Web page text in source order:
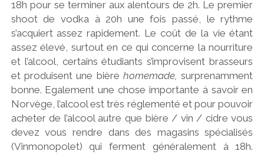
18h pour se terminer aux alentours de 2h. Le premier
shoot de vodka à 20h une fois passé, le rythme
s’acquiert assez rapidement. Le coût de la vie étant
assez élevé, surtout en ce qui concerne la nourriture
et l’alcool, certains étudiants s’improvisent brasseurs
et produisent une bièrehomemade,surprenamment
bonne. Egalement une chose importante à savoir en
Norvège, l’alcool est très réglementé et pour pouvoir
acheter de l’alcool autre que bière / vin / cidre vous
devez vous rendre dans des magasins spécialisés
(Vinmonopolet) qui ferment généralement à 18h.